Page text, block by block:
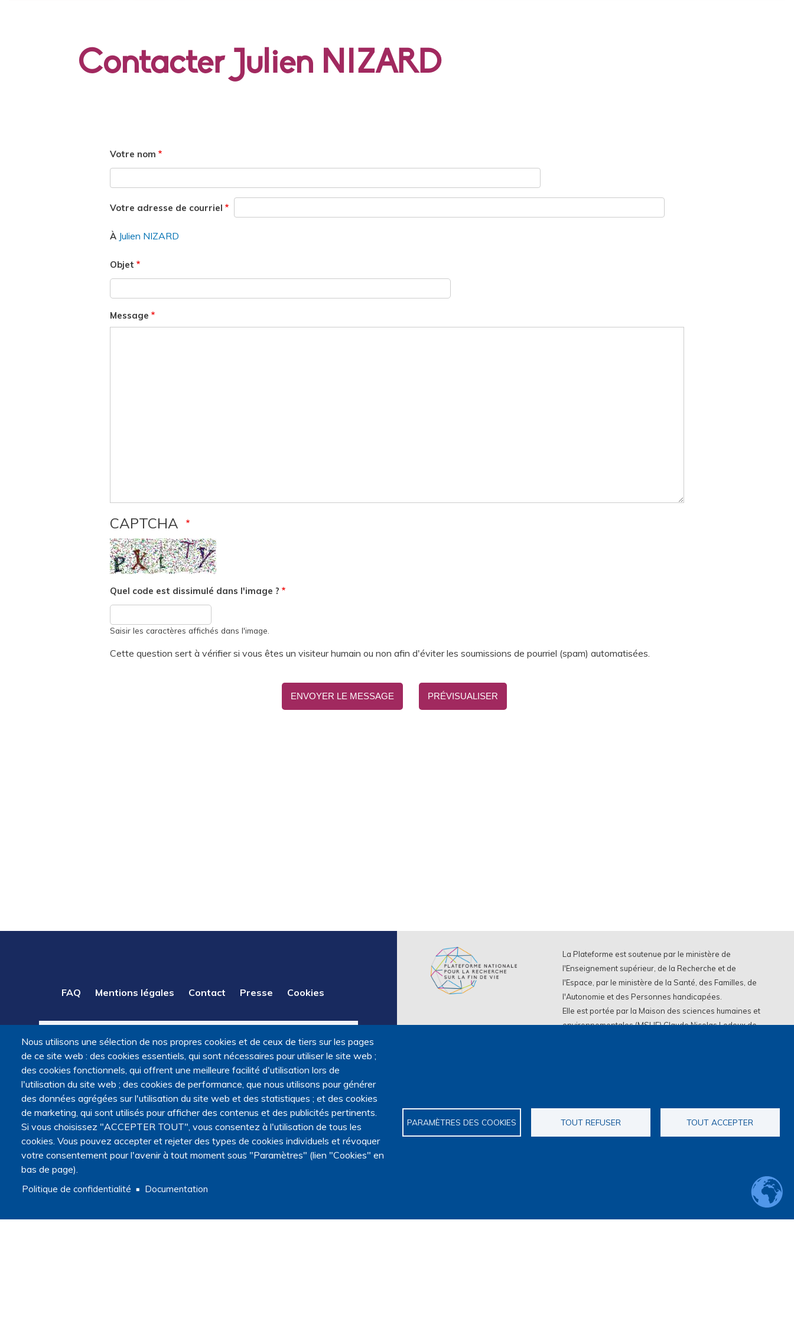
Contacter Julien NIZARD
Votre nom
Votre adresse de courriel
À Julien NIZARD
Objet
Message
CAPTCHA
Quel code est dissimulé dans l'image ?
Saisir les caractères affichés dans l'image.
Cette question sert à vérifier si vous êtes un visiteur humain ou non afin d'éviter les soumissions de pourriel (spam) automatisées.
PAGE
FAQ Mentions légales Contact Presse Cookies
Nous utilisons une sélection de nos propres cookies et de ceux de tiers sur les pages
de ce site web : des cookies essentiels, qui sont nécessaires pour utiliser le site web ;
des cookies fonctionnels, qui offrent une meilleure facilité d'utilisation lors de
l'utilisation du site web ; des cookies de performance, que nous utilisons pour générer
des données agrégées sur l'utilisation du site web et des statistiques ; et des cookies
de marketing, qui sont utilisés pour afficher des contenus et des publicités pertinents.
Si vous choisissez "ACCEPTER TOUT", vous consentez à l'utilisation de tous les
cookies. Vous pouvez accepter et rejeter des types de cookies individuels et révoquer
votre consentement pour l'avenir à tout moment sous "Paramètres" (lien "Cookies" en
bas de page).
Politique de confidentialité Documentation
PARAMÈTRES DES COOKIES TOUT REFUSER TOUT ACCEPTER
La Plateforme est soutenue par le ministère de
l'Enseignement supérieur, de la Recherche et de
l'Espace, par le ministère de la Santé, des Familles, de
l'Autonomie et des Personnes handicapées.
Elle est portée par la Maison des sciences humaines et
environnementales (MSHE) Claude Nicolas Ledoux de